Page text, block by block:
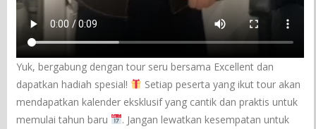
Yuk, bergabung dengan tour seru bersama Excellent dan
dapatkan hadiah spesial!
Setiap peserta yang ikut tour akan
mendapatkan kalender eksklusif yang cantik dan praktis untuk
memulai tahun baru
. Jangan lewatkan kesempatan untuk